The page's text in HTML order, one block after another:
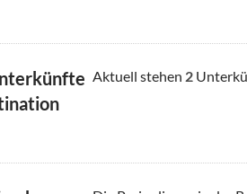
Aktuell stehen 2